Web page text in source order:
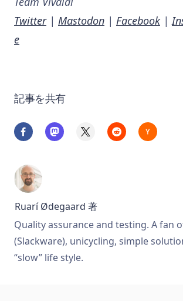
Twitter| Mastodon | Facebook |
e
記事を共有
Ruarí Ødegaard 著
Quality assurance and testing. A fan
(Slackware), unicycling, simple
“slow” life style.